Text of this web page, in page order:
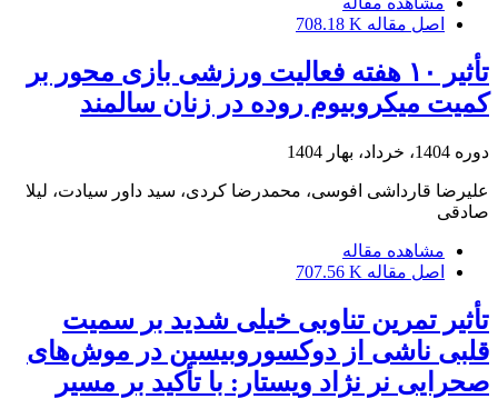
اصل مقاله 708.18 K
تأثیر ۱۰ هفته فعالیت ورزشی بازی محور بر
کمیت میکروبیوم روده در زنان سالمند
دوره 1404، خرداد، بهار 1404
علیرضا قارداشی افوسی، محمدرضا کردی، سید داور سیادت، لیلا
صادقی
مشاهده مقاله
اصل مقاله 707.56 K
تأثیر تمرین تناوبی خیلی شدید بر سمیت
قلبی ناشی از دوکسوروبیسین در موش‌های
صحرایی نر نژاد ویستار: با تأکید بر مسیر